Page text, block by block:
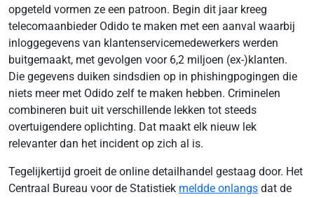
opgeteld vormen ze een patroon. Begin dit jaar kreeg
telecomaanbieder Odido te maken met een aanval waarbij
inloggegevens van klantenservicemedewerkers werden
buitgemaakt, met gevolgen voor 6,2 miljoen (ex-)klanten.
Die gegevens duiken sindsdien op in phishingpogingen die
niets meer met Odido zelf te maken hebben. Criminelen
combineren buit uit verschillende lekken tot steeds
overtuigendere oplichting. Dat maakt elk nieuw lek
relevanter dan het incident op zich al is.
Tegelijkertijd groeit de online detailhandel gestaag door. Het
Centraal Bureau voor de Statistiek meldde onlangs dat de